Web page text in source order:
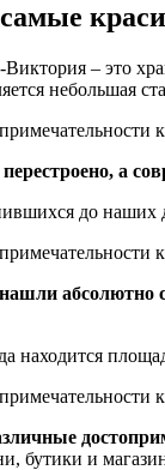
– это
небольшая
а
до наших
абсолютно
находится
бутики и